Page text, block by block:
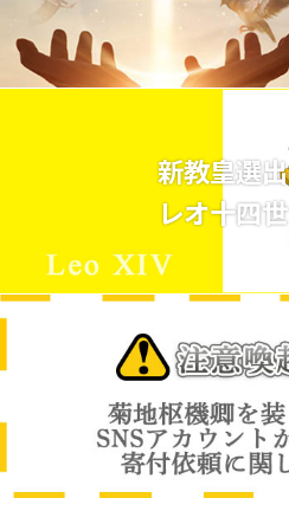
新教皇選出
レオ十四世